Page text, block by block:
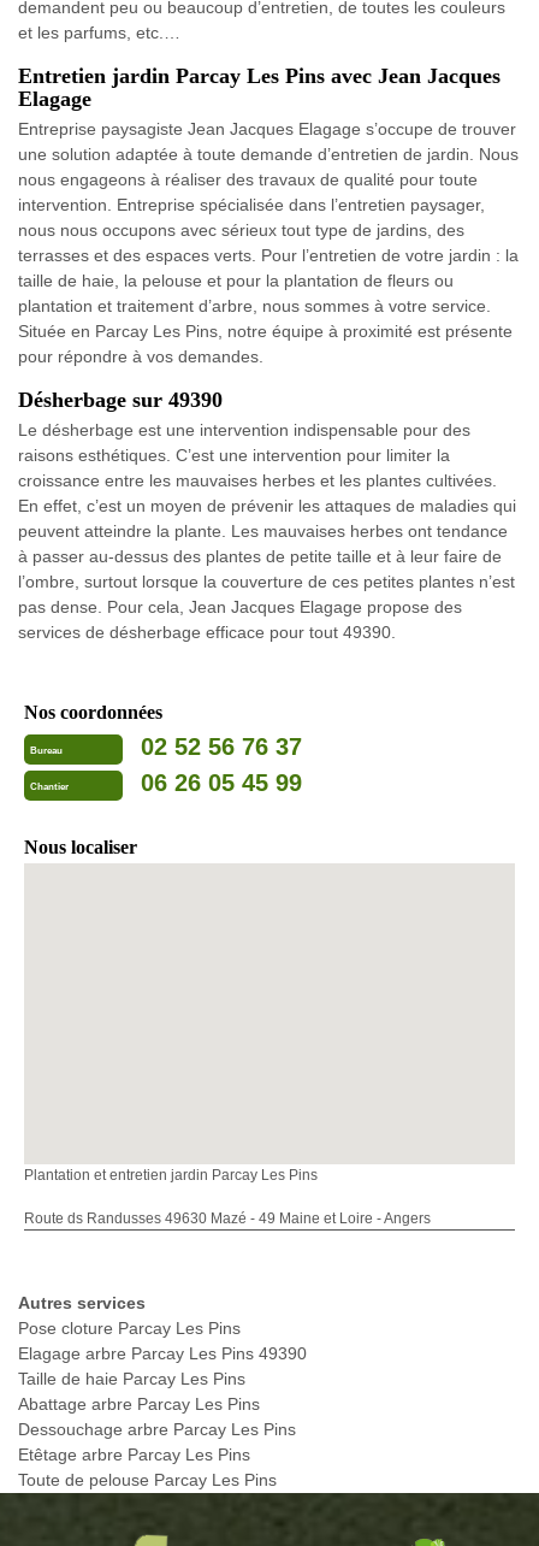
demandent peu ou beaucoup d’entretien, de toutes les couleurs
et les parfums, etc.…
Entretien jardin Parcay Les Pins avec Jean Jacques
Elagage
Entreprise paysagiste Jean Jacques Elagage s’occupe de trouver
une solution adaptée à toute demande d’entretien de jardin. Nous
nous engageons à réaliser des travaux de qualité pour toute
intervention. Entreprise spécialisée dans l’entretien paysager,
nous nous occupons avec sérieux tout type de jardins, des
terrasses et des espaces verts. Pour l’entretien de votre jardin : la
taille de haie, la pelouse et pour la plantation de fleurs ou
plantation et traitement d’arbre, nous sommes à votre service.
Située en Parcay Les Pins, notre équipe à proximité est présente
pour répondre à vos demandes.
Désherbage sur 49390
Le désherbage est une intervention indispensable pour des
raisons esthétiques. C’est une intervention pour limiter la
croissance entre les mauvaises herbes et les plantes cultivées.
En effet, c’est un moyen de prévenir les attaques de maladies qui
peuvent atteindre la plante. Les mauvaises herbes ont tendance
à passer au-dessus des plantes de petite taille et à leur faire de
l’ombre, surtout lorsque la couverture de ces petites plantes n’est
pas dense. Pour cela, Jean Jacques Elagage propose des
services de désherbage efficace pour tout 49390.
Nos coordonnées
Bureau 02 52 56 76 37
Chantier 06 26 05 45 99
Nous localiser
Plantation et entretien jardin Parcay Les Pins
Route ds Randusses 49630 Mazé - 49 Maine et Loire - Angers
Autres services
Pose cloture Parcay Les Pins
Elagage arbre Parcay Les Pins 49390
Taille de haie Parcay Les Pins
Abattage arbre Parcay Les Pins
Dessouchage arbre Parcay Les Pins
Etêtage arbre Parcay Les Pins
Toute de pelouse Parcay Les Pins